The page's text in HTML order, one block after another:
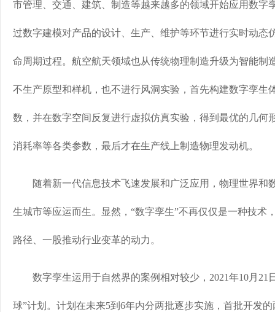
市管理、交通、建筑、制造等越来越多的领域开始应用数字
过数字建模对产品的设计、生产、维护等环节进行实时动态
命周期过程。航空航天领域也从传统物理制造升级为智能制
不生产原型和样机，也不进行风洞实验，首先构建数字孪生
数，并在数字空间反复进行虚拟仿真实验，得到最优的几何
消耗率等各类参数，最后才在生产线上制造物理发动机。
随着新一代信息技术飞速发展和广泛应用，物理世界和
生城市等应运而生。显然，“数字孪生”不再仅仅是一种技术
路径、一股推动行业变革的动力。
数字孪生运用于自然界的案例相对较少，2021年10月21
球”计划。计划在未来5到6年内分两批逐步实施，首批开发